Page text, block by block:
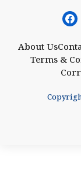
About Us
Terms &